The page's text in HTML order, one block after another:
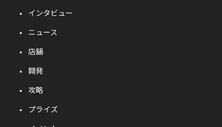
インタビュー
ニュース
店舗
開発
攻略
プライズ